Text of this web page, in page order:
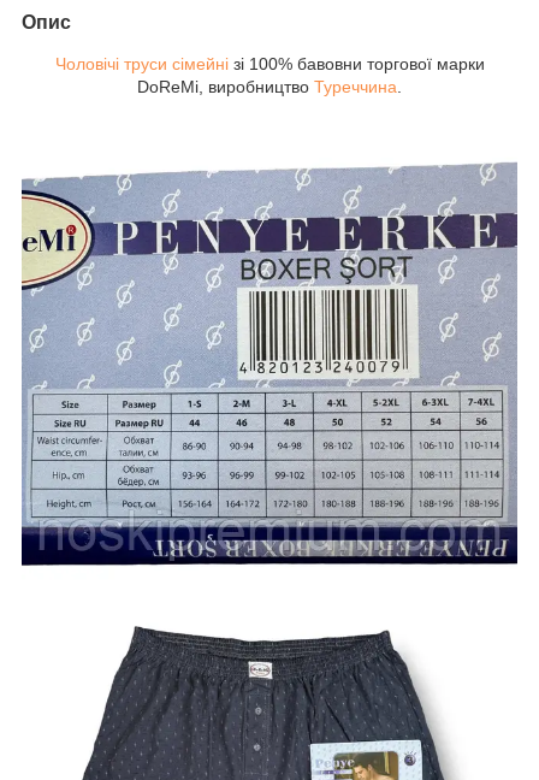
Опис
Чоловічі труси сімейнізі 100% бавовни торгової марки
DoReMi, виробництво Туреччина